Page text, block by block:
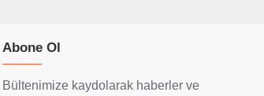
Abone Ol
Bültenimize kaydolarak haberler ve